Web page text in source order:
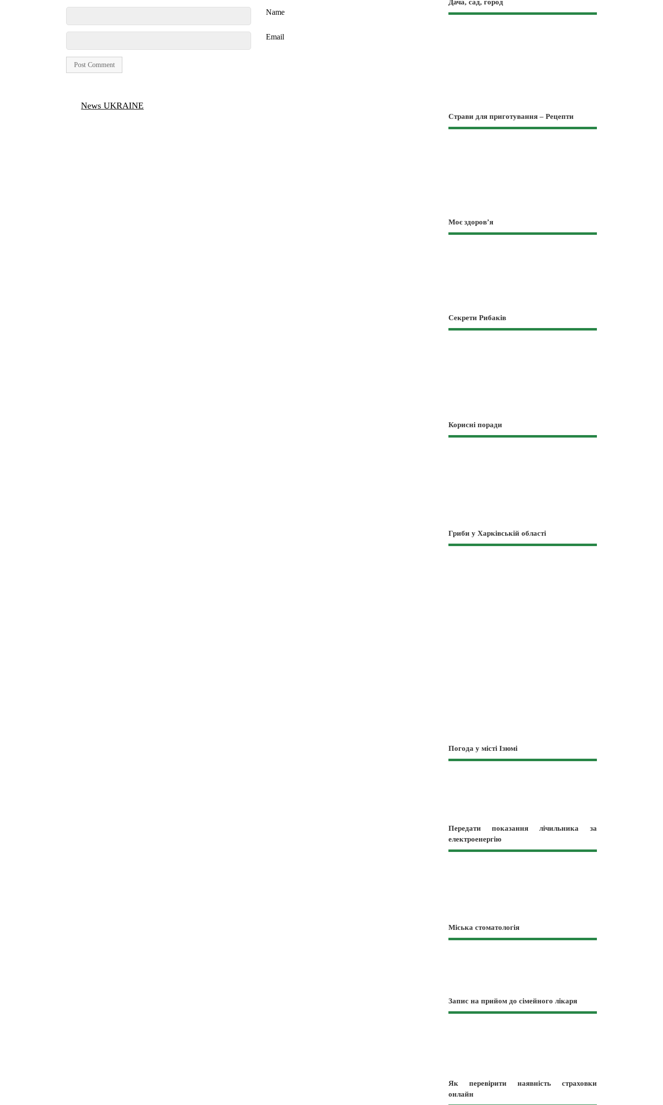
Name
Email
News UKRAINE
Дача, сад, город
Страви для приготування – Рецепти
Моє здоров’я
Секрети Рибаків
Корисні поради
Гриби у Харківській області
Погода у місті Ізюмі
Передати показання лічильника за
електроенергію
Міська стоматологія
Запис на прийом до сімейного лікаря
Як перевірити наявність страховки
онлайн